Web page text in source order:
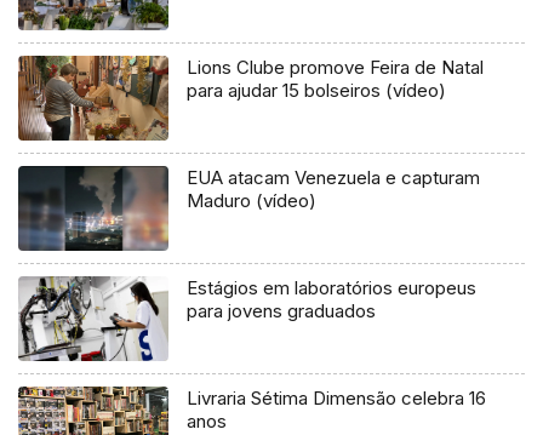
Lions Clube promove Feira de Natal
para ajudar 15 bolseiros (vídeo)
EUA atacam Venezuela e capturam
Maduro (vídeo)
Estágios em laboratórios europeus
para jovens graduados
Livraria Sétima Dimensão celebra 16
anos